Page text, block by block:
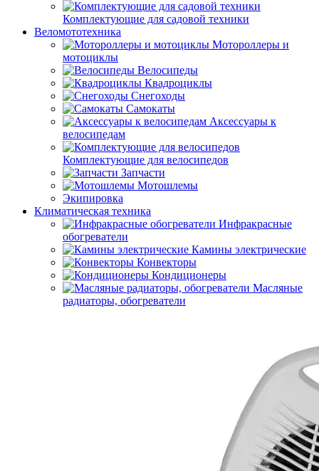
Комплектующие для садовой техники
Веломототехника
Мотороллеры и
мотоциклы
Велосипеды
Квадроциклы
Снегоходы
Самокаты
Аксессуары к
велосипедам
Комплектующие для велосипедов
Запчасти
Мотошлемы
Экипировка
Климатическая техника
Инфракрасные
обогреватели
Камины электрические
Конвекторы
Кондиционеры
Масляные
радиаторы, обогреватели